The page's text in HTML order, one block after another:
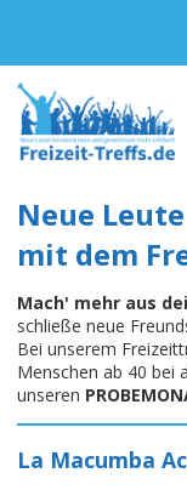
Neue
mit dem
Mach' mehr aus
schließe neue
Bei unserem
Menschen ab 40 bei
unseren
La Macumba